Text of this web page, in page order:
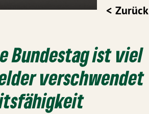
< Zurück
Bundestag ist viel
verschwendet